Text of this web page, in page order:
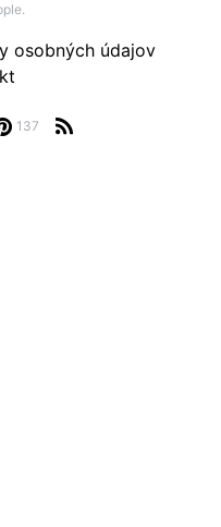
137
osobných údajov